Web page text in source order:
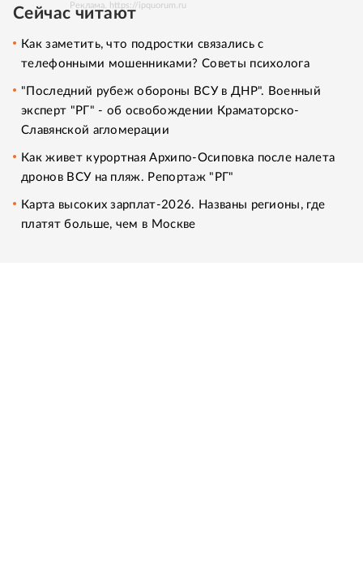
Реклама. https://ipquorum.ru
Сейчас читают
Как заметить, что подростки связались с
телефонными мошенниками? Советы психолога
"Последний рубеж обороны ВСУ в ДНР". Военный
эксперт "РГ" - об освобождении Краматорско-
Славянской агломерации
Как живет курортная Архипо-Осиповка после налета
дронов ВСУ на пляж. Репортаж "РГ"
Карта высоких зарплат-2026. Названы регионы, где
платят больше, чем в Москве